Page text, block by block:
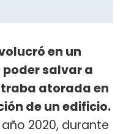
en un
salvar a
atorada en
de un edificio.
2020, durante